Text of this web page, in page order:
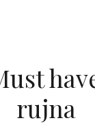
rujna